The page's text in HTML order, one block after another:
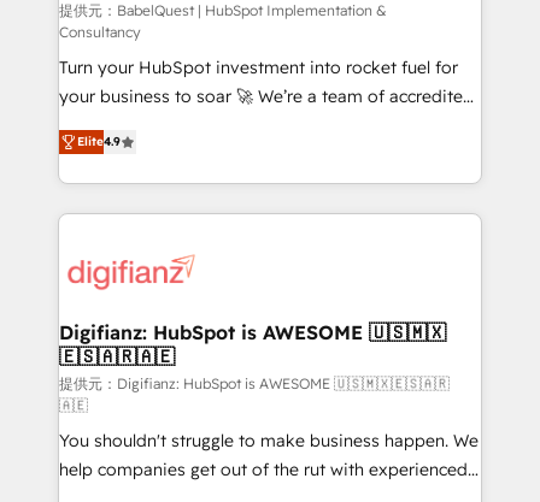
CMS • ISO/IEC 27001:2022, ISO 9001:2015, and ISO
42001:2023 certified - the AI management standard •
GuardHub: our AI governance framework, built on
ISO 42001 Ready for the next step? Click the 👈
'𝗖𝗼𝗻𝘁𝗮𝗰𝘁 𝗯𝘂𝘀𝗶𝗻𝗲𝘀𝘀' button to get in touch (𝘸𝘦'𝘳𝘦
𝘴𝘶𝘱𝘦𝘳 𝘳𝘦𝘴𝘱𝘰𝘯𝘴𝘪𝘷𝘦)
提供元：BabelQuest | HubSpot Implementation &
Consultancy
Turn your HubSpot investment into rocket fuel for
your business to soar 🚀 We’re a team of accredited
HubSpot experts ready to help you. We can
implement the platform into complex business
environments, optimise what you've got and make
sure you can actually use it, build your website in
for you and execute it on HubSpot. We are on the
framework, meaning we've been accredited by
HubSpot and vetted by the CCS, which means we
can support public sector companies as well the
other ones listed in our profile. Our services: -
HubSpot implementation - HubSpot CMS website
build We can do lots of things. But everything we do
Elite4.9
Digifianz: HubSpot is AWESOME 🇺🇸🇲🇽
🇪🇸🇦🇷🇦🇪
提供元：Digifianz: HubSpot is AWESOME 🇺🇸🇲🇽🇪🇸🇦🇷
🇦🇪
You shouldn't struggle to make business happen. We
help companies get out of the rut with experienced,